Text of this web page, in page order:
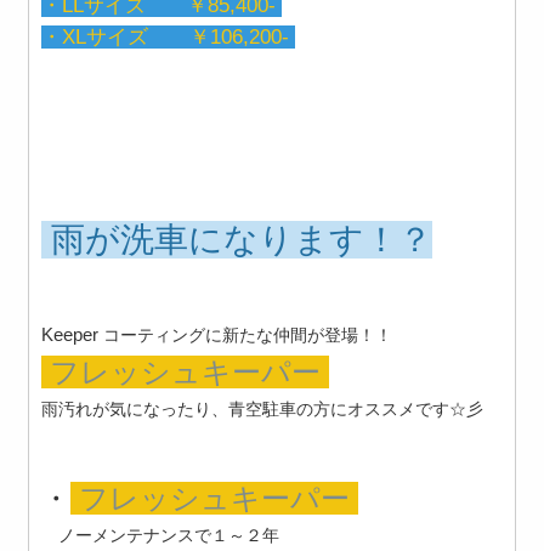
・LLサイズ ￥85,400-
・XLサイズ ￥106,200-
雨が洗車になります！？
Keeper コーティングに新たな仲間が登場！！
フレッシュキーパー
雨汚れが気になったり、青空駐車の方にオススメです☆彡
・ フレッシュキーパー
ノーメンテナンスで１～２年